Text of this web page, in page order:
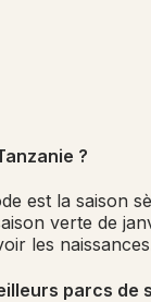
?
est la saison
verte de
les
parcs de